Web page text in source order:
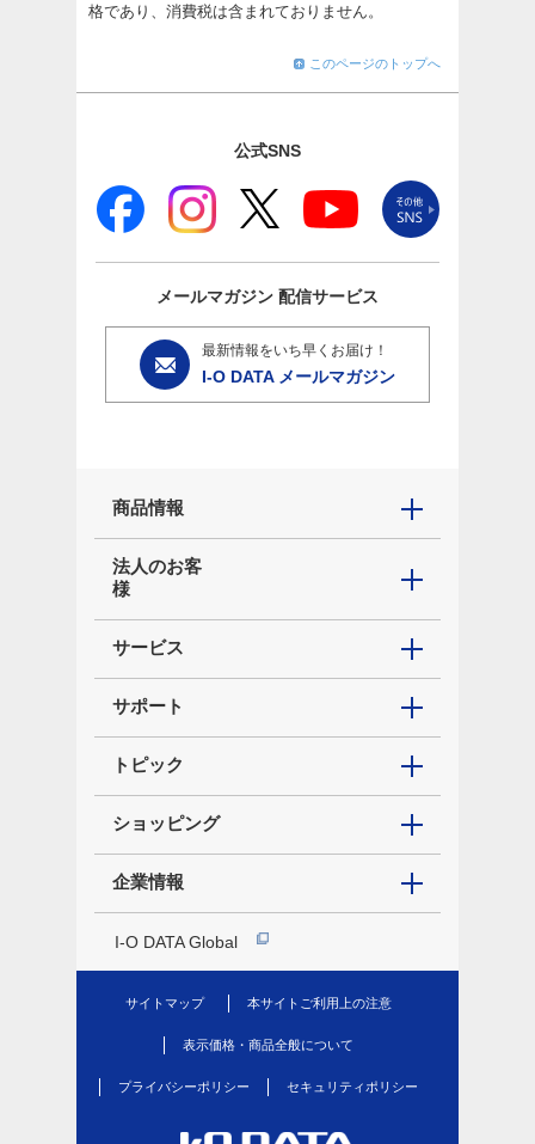
格であり、消費税は含まれておりません。
このページのトップへ
公式SNS
メールマガジン 配信サービス
最新情報をいち早くお届け！
I-O DATA メールマガジン
商品情報
法人のお客
様
サービス
サポート
トピック
ショッピング
企業情報
I-O DATA Global
サイトマップ 本サイトご利用上の注意
表示価格・商品全般について
プライバシーポリシー セキュリティポリシー